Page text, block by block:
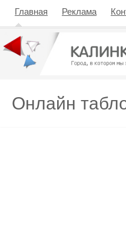
Главная Реклама
Онлайн